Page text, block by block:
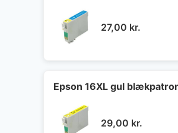
27,00 kr.
Epson 16XL gul
29,00 kr.